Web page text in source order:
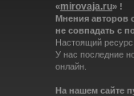
«mirovaja.ru» !
Мнения авторов
не совпадать с
Настоящий
У нас последние
онлайн.
На нашем сайте